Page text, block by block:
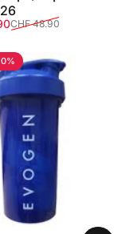
Preis
CHF 48.90